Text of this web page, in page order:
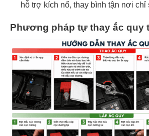
hỗ trợ kích nổ, thay bình tận nơi chỉ
Phương pháp tự thay ắc quy